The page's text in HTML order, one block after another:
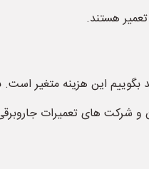
هستند.
بگوییم این هزینه متغیر
و شرکت های تعمیرات